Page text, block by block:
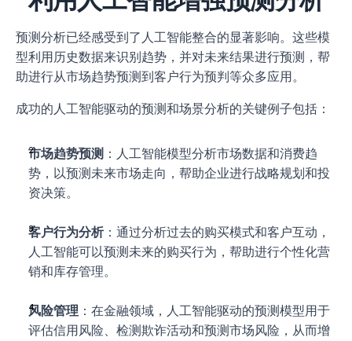
预测分析已经感受到了人工智能整合的显著影响。这些模
型利用历史数据来识别趋势，并对未来结果进行预测，帮
助进行从市场趋势预测到客户行为预判等众多应用。
成功的人工智能驱动的预测和场景分析的关键例子包括：
市场趋势预测 ：人工智能模型分析市场数据和消费趋
势，以预测未来市场走向，帮助企业进行战略规划和投
资决策。
客户行为分析：通过分析过去的购买模式和客户互动，
人工智能可以预测未来的购买行为，帮助进行个性化营
销和库存管理。
风险管理 ：在金融领域，人工智能驱动的预测模型用于
评估信用风险、检测欺诈活动和预测市场风险，从而增